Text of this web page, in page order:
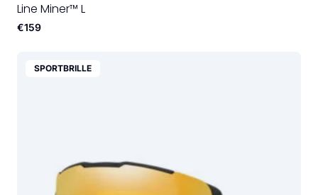
Line Miner™ L
€159
SPORTBRILLE